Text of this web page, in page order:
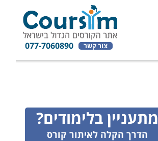
צור קשר 077-7060890
מתעניין בלימודים?
הדרך הקלה לאיתור קורס